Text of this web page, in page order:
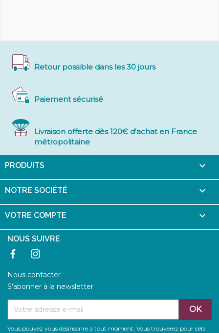
Retour possible dans les 30 jours
Paiement sécurisé
Livraison offerte dès 120€ d'achat en France
métropolitaine
PRODUITS 
NOTRE SOCIÉTÉ 
VOTRE COMPTE 
NOUS SUIVRE
Facebook
Nous contacter
S'abonner à la newsletter
Vous pouvez vous désinscrire à tout moment. Vous trouverez pour cela